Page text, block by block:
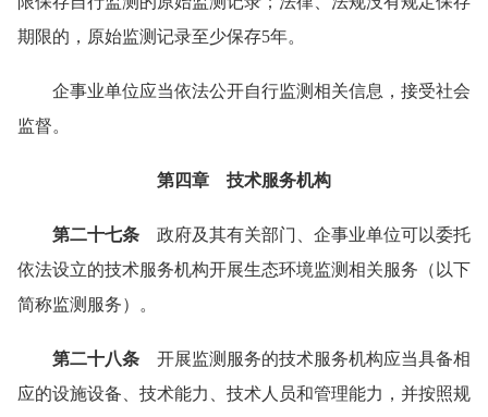
期限的，原始监测记录至少保存5年。
企事业单位应当依法公开自行监测相关信息，接受社会
监督。
第四章 技术服务机构
第二十七条 政府及其有关部门、企事业单位可以委托
依法设立的技术服务机构开展生态环境监测相关服务（以下
简称监测服务）。
第二十八条 开展监测服务的技术服务机构应当具备相
应的设施设备、技术能力、技术人员和管理能力，并按照规